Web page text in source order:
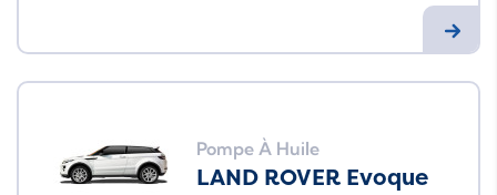
Pompe À Huile
LAND ROVER Evoque